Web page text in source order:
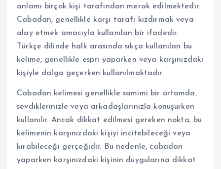
anlamı birçok kişi tarafından merak edilmektedir.
Cabadan, genellikle karşı tarafı kızdırmak veya
alay etmek amacıyla kullanılan bir ifadedir.
Türkçe dilinde halk arasında sıkça kullanılan bu
kelime, genellikle espri yaparken veya karşınızdaki
kişiyle dalga geçerken kullanılmaktadır.
Cabadan kelimesi genellikle samimi bir ortamda,
sevdiklerinizle veya arkadaşlarınızla konuşurken
kullanılır. Ancak dikkat edilmesi gereken nokta, bu
kelimenin karşınızdaki kişiyi incitebileceği veya
kırabileceği gerçeğidir. Bu nedenle, cabadan
yaparken karşınızdaki kişinin duygularına dikkat